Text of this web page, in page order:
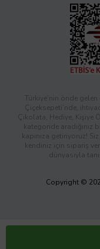
Türkiye’nin önde
Çiçeksepeti’nde,
Çikolata, Hediye, Kişiye
kategoride aradığınız
kapınıza getiriyoruz!
kendiniz için sipariş
dünyasıyla
Copyright ©